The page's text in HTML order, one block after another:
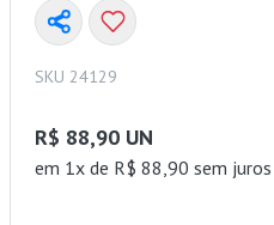
SKU 24129
R$ 88,90 UN
em 1x de R$ 88,90 sem juros